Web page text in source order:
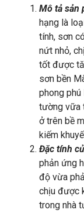
Mô tả sản
hạng là
tính, sơn
nứt nhỏ,
tốt được
sơn bền
phong
tường vữa
ở trên bề
kiếm
Đặc tính
phản ứng
độ vừa
chịu được
trong nhà